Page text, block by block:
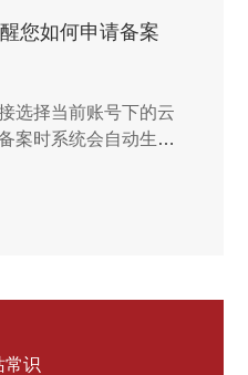
您如何申请备案
选择当前账号下的云
案时系统会自动生成
案。说明：无论采用
常识